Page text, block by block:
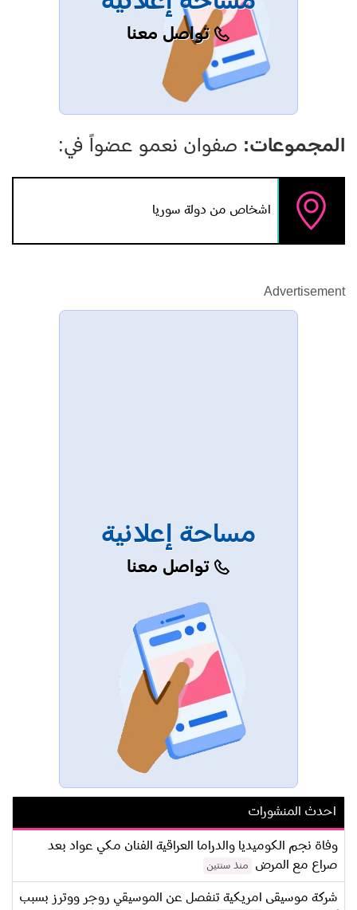
تواصل معنا
المجموعات: صفوان نعمو عضواً في:
اشخاص من دولة سوريا
Advertisement
مساحة إعلانية
تواصل معنا
احدث المنشورات
وفاة نجم الكوميديا والدراما العراقية الفنان مكي عواد بعد
صراع مع المرض
منذ سنتين
شركة موسيقى امريكية تنفصل عن الموسيقي روجر ووترز بسبب